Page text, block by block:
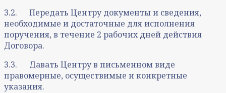
3.2. Передать Центру документы и сведения,
необходимые и достаточные для исполнения
поручения, в течение 2 рабочих дней действия
Договора.
3.3. Давать Центру в письменном виде
правомерные, осуществимые и конкретные
указания.